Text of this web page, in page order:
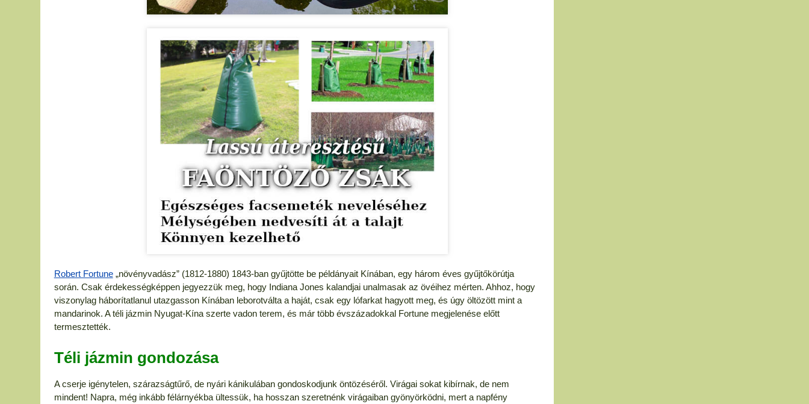
Robert Fortune„növényvadász” (1812-1880) 1843-ban gyűjtötte be példányait Kínában, egy három éves gyűjtőkörútja
során. Csak érdekességképpen jegyezzük meg, hogy Indiana Jones kalandjai unalmasak az övéihez mérten. Ahhoz, hogy
viszonylag háborítatlanul utazgasson Kínában leborotválta a haját, csak egy lófarkat hagyott meg, és úgy öltözött mint a
mandarinok. A téli jázmin Nyugat-Kína szerte vadon terem, és már több évszázadokkal Fortune megjelenése előtt
termesztették.
Téli jázmin gondozása
A cserje igénytelen, szárazságtűrő, de nyári kánikulában gondoskodjunk öntözéséről. Virágai sokat kibírnak, de nem
mindent! Napra, még inkább félárnyékba ültessük, ha hosszan szeretnénk virágaiban gyönyörködni, mert a napfény